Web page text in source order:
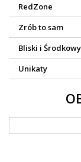
RedZone
Zrób to sam
Bliski i
Unikaty